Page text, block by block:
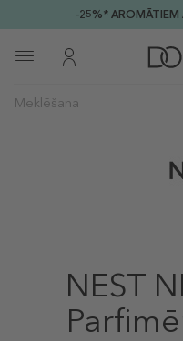
-25%* AROMĀTIEM
NEST